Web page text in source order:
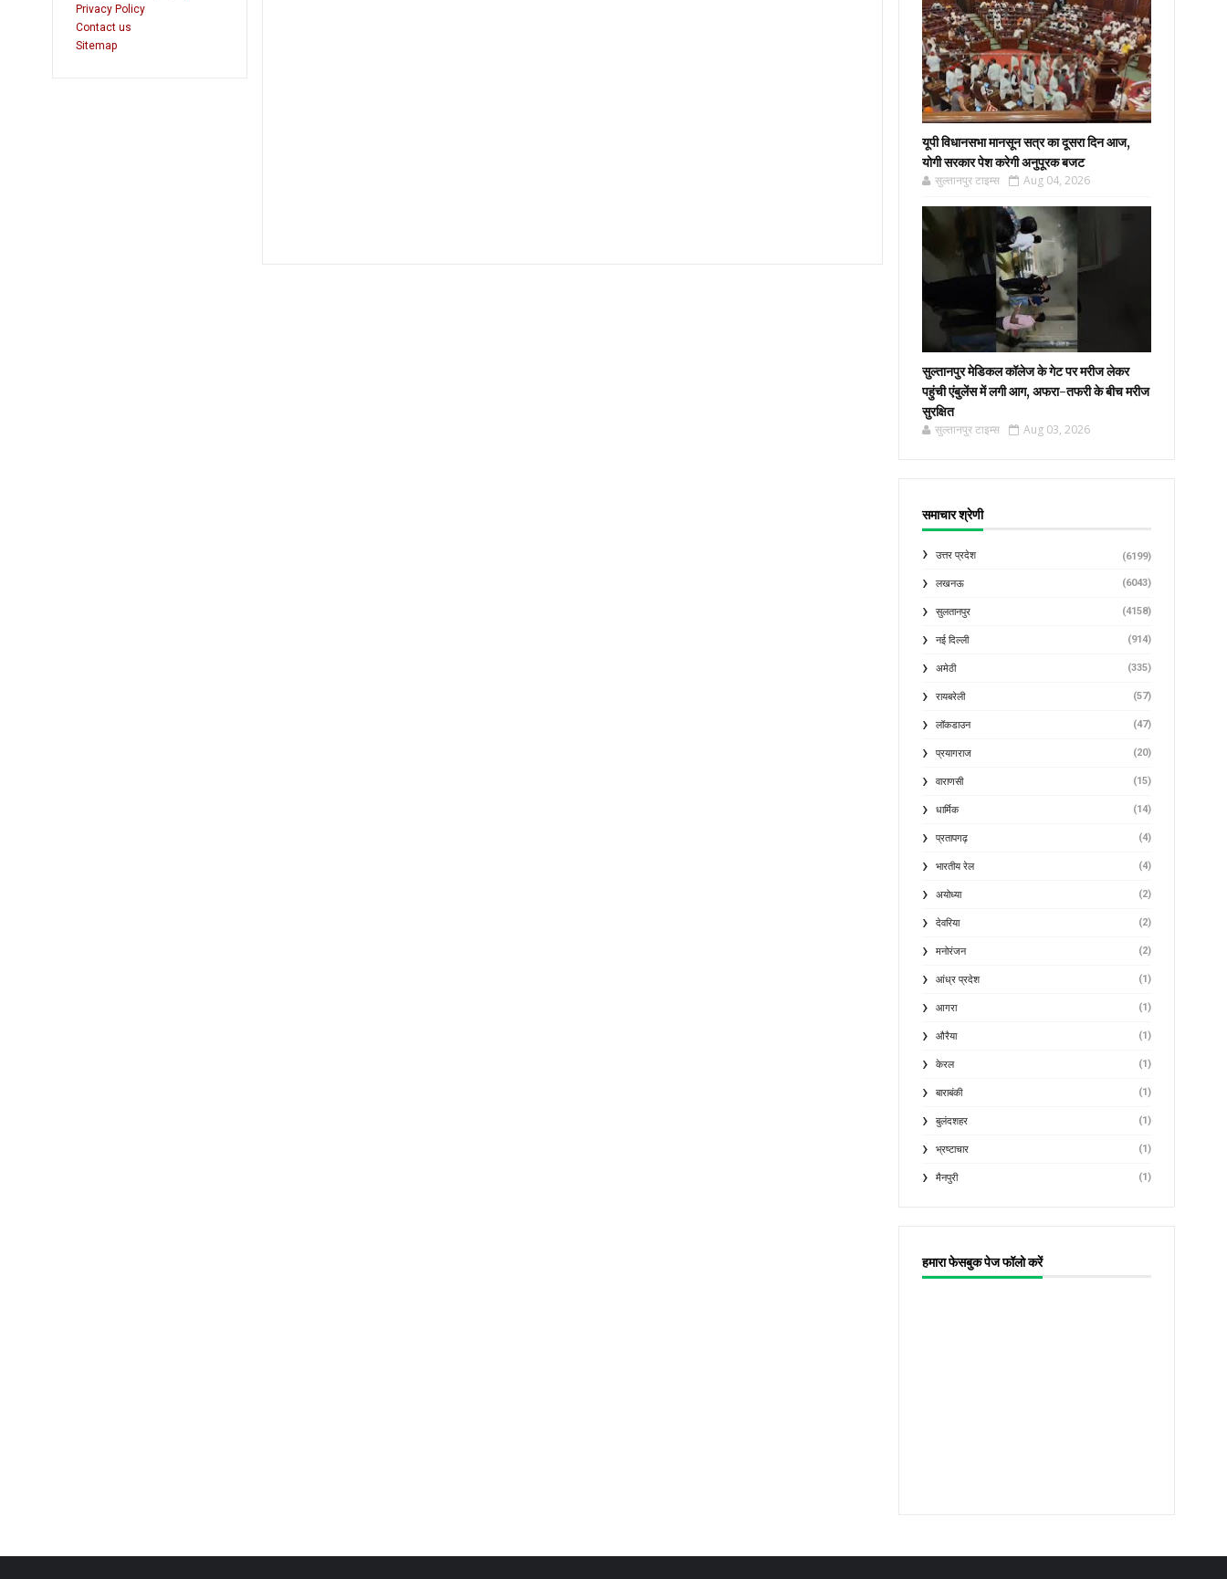
Privacy Policy
Contact us
Sitemap
यूपी विधानसभा मानसून सत्र का दूसरा दिन आज,
योगी सरकार पेश करेगी अनुपूरक बजट
सुल्तानपुर टाइम्स Aug 04, 2026
सुल्तानपुर मेडिकल कॉलेज के गेट पर मरीज लेकर
पहुंची एंबुलेंस में लगी आग, अफरा-तफरी के बीच मरीज
सुरक्षित
सुल्तानपुर टाइम्स Aug 03, 2026
समाचार श्रेणी
उत्तर प्रदेश (6199)
लखनऊ (6043)
सुलतानपुर (4158)
नई दिल्ली (914)
अमेठी (335)
रायबरेली (57)
लॉकडाउन (47)
प्रयागराज (20)
वाराणसी (15)
धार्मिक (14)
प्रतापगढ़ (4)
भारतीय रेल (4)
अयोध्या (2)
देवरिया (2)
मनोरंजन (2)
आंध्र प्रदेश (1)
आगरा (1)
औरैया (1)
केरल (1)
बाराबंकी (1)
बुलंदशहर (1)
भ्रष्टाचार (1)
मैनपुरी (1)
हमारा फेसबुक पेज फॉलो करें